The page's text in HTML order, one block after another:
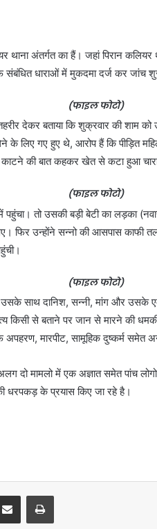
थाना अंतर्गत का हैं। जहां पिरान
धाराओं में मुकदमा दर्ज कर जांच
(फाइल फोटो)
देकर बताया कि शुक्रवार की शाम
लिए गए हुए थे, आरोप हैं कि पीड़ित
की बात कहकर खेत से कटा हुआ
(फाइल फोटो)
तो उसकी बड़ी बेटी का लड़का
फिर उन्होंने सन्नो की आसपास काफी
(फाइल फोटो)
उसके साथ दानिश, सन्नी, मांग और
से बताने पर जान से मारने की
मारपीट, सामूहिक दुष्कर्म समेत
दो मामलो में एक अज्ञात समेत पांच
धरपकड़ के प्रयास किए जा रहे है।